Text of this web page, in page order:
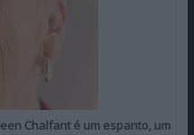
Chalfant é um espanto, um